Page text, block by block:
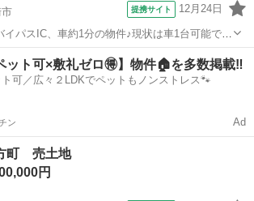
提携サイト 12月24日
イパスIC、車約1分の物件♪現状は車1台可能で
で建築頂けます。
土地販売/土地売買
ット可×敷礼ゼロ🉐】物件🏠を多数掲載‼️
可／広々２LDKでペットもノンストレス🐾
ン Ad
町 売土地
円